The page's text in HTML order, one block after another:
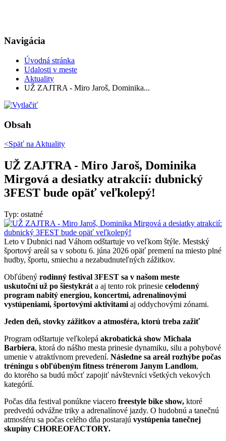
Navigácia
Úvodná stránka
Udalosti v meste
Aktuality
UŽ ZAJTRA - Miro Jaroš, Dominika...
Obsah
<Späť na Aktuality
UŽ ZAJTRA - Miro Jaroš, Dominika
Mirgová a desiatky atrakcií: dubnický
3FEST bude opäť veľkolepý!
Typ: ostatné
Leto v Dubnici nad Váhom odštartuje vo veľkom štýle. Mestský
športový areál sa v sobotu 6. júna 2026 opäť premení na miesto plné
hudby, športu, smiechu a nezabudnuteľných zážitkov.
Obľúbený rodinný festival 3FEST sa v našom meste
uskutoční už po šiestykrát a aj tento rok prinesie celodenný
program nabitý energiou, koncertmi, adrenalínovými
vystúpeniami, športovými aktivitami aj oddychovými zónami.
Jeden deň, stovky zážitkov a atmosféra, ktorú treba zažiť
Program odštartuje veľkolepá akrobatická show Michala
Barbiera, ktorá do nášho mesta prinesie dynamiku, silu a pohybové
umenie v atraktívnom prevedení. Následne sa areál rozhýbe počas
tréningu s obľúbeným fitness trénerom Janym Landlom,
do ktorého sa budú môcť zapojiť návštevníci všetkých vekových
kategórií.
Počas dňa festival ponúkne viacero freestyle bike show, ktoré
predvedú odvážne triky a adrenalínové jazdy. O hudobnú a tanečnú
atmosféru sa počas celého dňa postarajú vystúpenia tanečnej
skupiny CHOREOFACTORY.